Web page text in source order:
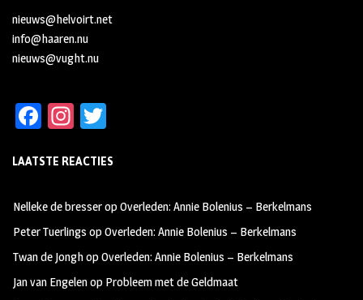
nieuws@helvoirt.net
info@haaren.nu
nieuws@vught.nu
Fa
b
oo
k
In
ag
m
tt
LAATSTE REACTIES
Nelleke de bresseropOverleden: Annie Bolenius – Berkelmans
Peter Tuerlings opOverleden: Annie Bolenius – Berkelmans
Twan de JonghopOverleden: Annie Bolenius – Berkelmans
Jan van Engelenop Probleem met de Geldmaat